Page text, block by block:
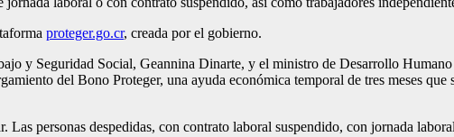
proteger.go.cr, creada por el gobierno.
y Seguridad Social, Geannina Dinarte, y el ministro de Desarrollo
del Bono Proteger, una ayuda económica temporal de tres meses que
personas despedidas, con contrato laboral suspendido, con jornada